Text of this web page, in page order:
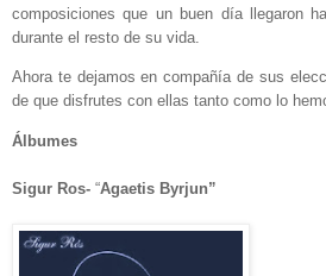
composiciones que un buen día llegaron
durante el resto de su vida.
Ahora te dejamos en compañía de sus
de que disfrutes con ellas tanto como lo
Álbumes
Sigur Ros- “Agaetis Byrjun”